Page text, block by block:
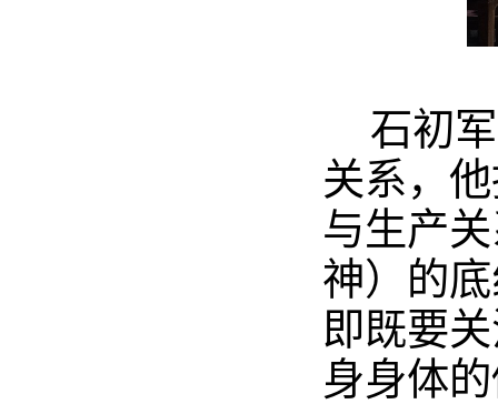
石初
关系，
与生产
神）的
即既要
身身体